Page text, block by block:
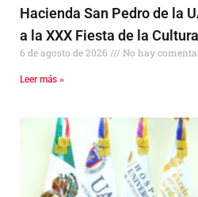
Hacienda San Pedro de la
a la XXX Fiesta de la
6 de agosto de 2026 No hay
Leer más »